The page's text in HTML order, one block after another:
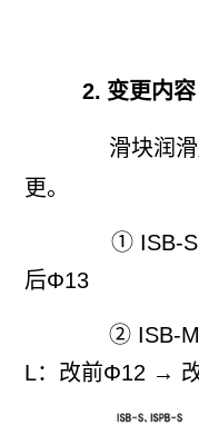
2. 变更内容
滑块润
更。
① ISB-S、
后Φ13
② ISB-M
L：改前Φ12 →